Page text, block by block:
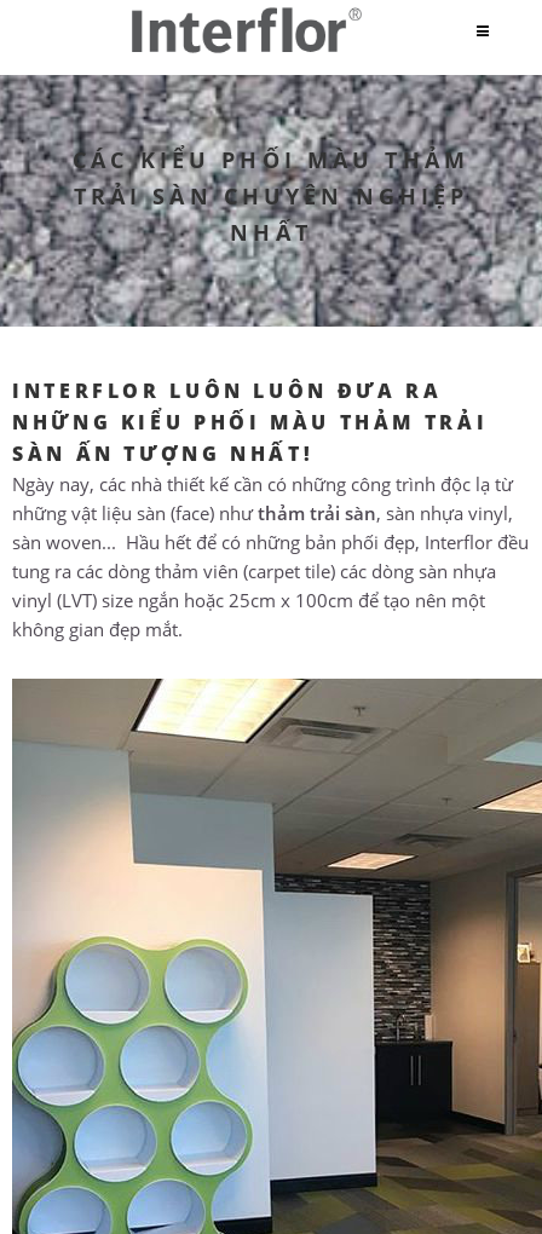
CÁC KIỂU PHỐI MÀU THẢM
TRẢI SÀN CHUYÊN NGHIỆP
NHẤT
INTERFLOR LUÔN LUÔN ĐƯA RA
NHỮNG KIỂU PHỐI MÀU THẢM TRẢI
SÀN ẤN TƯỢNG NHẤT!
Ngày nay, các nhà thiết kế cần có những công trình độc lạ từ
những vật liệu sàn (face) nhưthảm trải sàn, sàn nhựa vinyl,
sàn woven... Hầu hết để có những bản phối đẹp, Interflor đều
tung ra các dòng thảm viên (carpet tile) các dòng sàn nhựa
vinyl (LVT) size ngắn hoặc 25cm x 100cm để tạo nên một
không gian đẹp mắt.